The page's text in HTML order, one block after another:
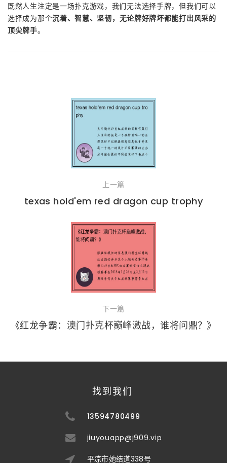
既然人生注定是一场扑克游戏，我们无法选择手牌，但我们可以
选择成为那个沉着、智慧、坚韧，无论牌好牌坏都能打出风采的
顶尖牌手。
上一篇
texas hold'em red dragon cup trophy
下一篇
《红龙争霸：澳门扑克杯巅峰激战，谁将问鼎？》
找到我们
13594780499
jiuyouapp@j909.vip
平凉市她结道338号